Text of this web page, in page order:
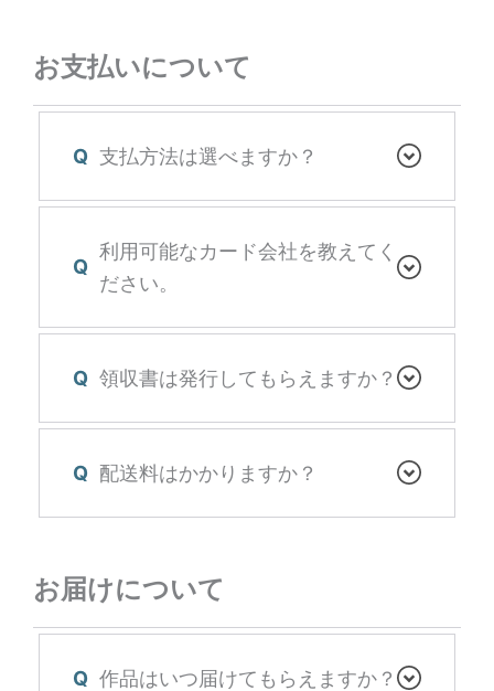
お支払いについて
Q 支払方法は選べますか？
Q
利用可能なカード会社を教えてく
ださい。
Q 領収書は発行してもらえますか？
Q 配送料はかかりますか？
お届けについて
Q 作品はいつ届けてもらえますか？